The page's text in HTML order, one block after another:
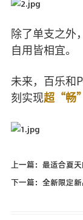
除了单支之外
自用皆相宜。
未来，百乐和
刻实现超“畅
上一篇：最适合夏天
下一篇：全新限定